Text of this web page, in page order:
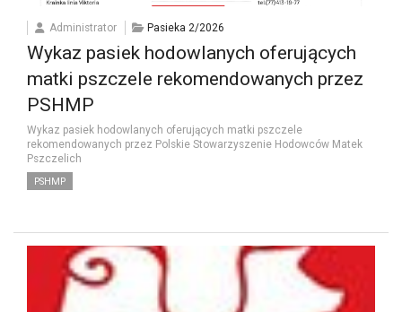
Administrator Pasieka 2/2026
Wykaz pasiek hodowlanych oferujących
matki pszczele rekomendowanych przez
PSHMP
Wykaz pasiek hodowlanych oferujących matki pszczele
rekomendowanych przez Polskie Stowarzyszenie Hodowców Matek
Pszczelich
PSHMP